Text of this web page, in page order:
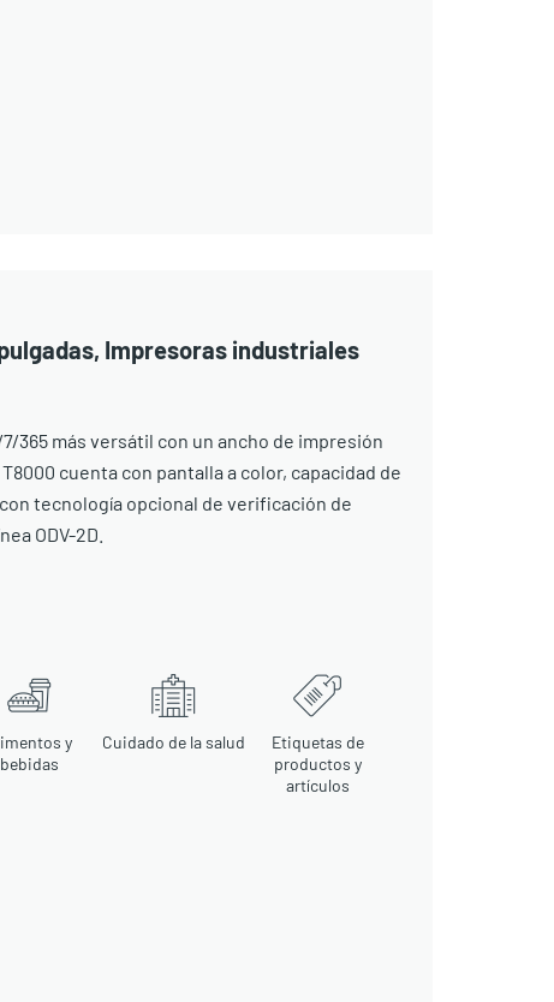
Impresoras industriales
365 más versátil con un ancho de impresión
cuenta con pantalla a color, capacidad de
tecnología opcional de verificación de
ODV-2D.
y
bebidas
Cuidado de la salud
Etiquetas de
productos y
artículos